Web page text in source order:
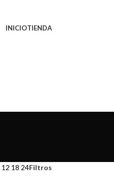
INICIOTIENDA
12 18 24Filtros